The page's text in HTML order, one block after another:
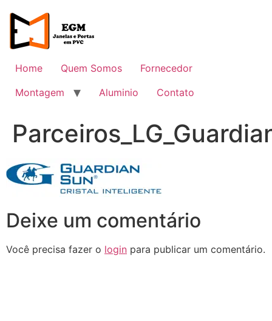
para
conteúdo
Home
Quem Somos
Fornecedor
Montagem
Aluminio Contato
Deixe um comentário
Você precisa fazer o login para publicar um comentário.